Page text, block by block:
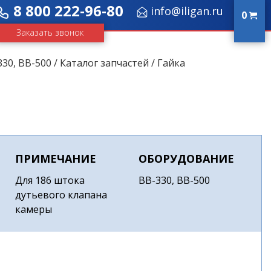
8 800 222-96-80
Заказать звонок
info@iligan.ru 0
ВВ-500 / Каталог запчастей / Гайка
ПРИМЕЧАНИЕ
Для 186 штока
дутьевого клапана
камеры
ОБОРУДОВАНИЕ
ВВ-330, ВВ-500